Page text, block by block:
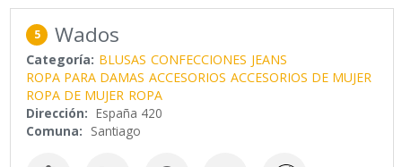
5 Wados
Categoría: BLUSAS CONFECCIONES JEANS
ROPA PARA DAMAS ACCESORIOS ACCESORIOS DE MUJER
ROPA DE MUJER ROPA
Dirección: España 420
Comuna: Santiago